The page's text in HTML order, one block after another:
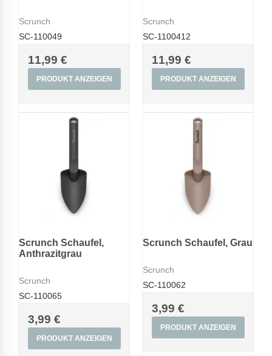
Scrunch
SC-110049
11,99 €
PRODUKT ANZEIGEN
Scrunch
SC-1100412
11,99 €
PRODUKT ANZEIGEN
Scrunch Schaufel,
Anthrazitgrau
Scrunch
SC-110065
3,99 €
PRODUKT ANZEIGEN
Scrunch Schaufel, Grau
Scrunch
SC-110062
3,99 €
PRODUKT ANZEIGEN